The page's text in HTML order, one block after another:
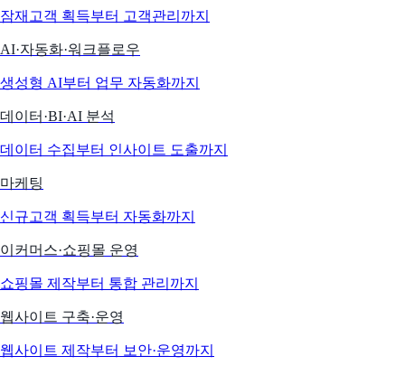
잠재고객 획득부터 고객관리까지
AI·자동화·워크플로우
생성형 AI부터 업무 자동화까지
데이터·BI·AI 분석
데이터 수집부터 인사이트 도출까지
마케팅
신규고객 획득부터 자동화까지
이커머스·쇼핑몰 운영
쇼핑몰 제작부터 통합 관리까지
웹사이트 구축·운영
웹사이트 제작부터 보안·운영까지